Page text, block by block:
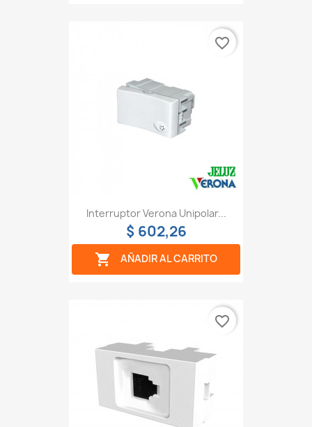
Interruptor Verona Unipolar...
$ 602,26
 AÑADIR AL CARRITO
favorite_border
favorite_border